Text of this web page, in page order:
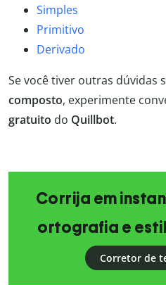
Simples
Primitivo
Derivado
Se você tiver outras dúvidas
composto, experimente
gratuito do Quillbot.
Corrija em
ortografia e
Corretor de